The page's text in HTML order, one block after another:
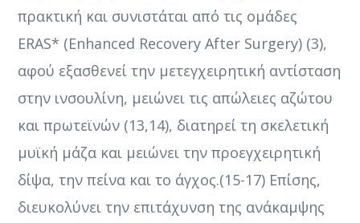
πρακτική και συνιστάται από τις ομάδες
ERAS* (Enhanced Recovery After Surgery) (3),
αφού εξασθενεί την μετεγχειρητική αντίσταση
στην ινσουλίνη, μειώνει τις απώλειες αζώτου
και πρωτεϊνών (13,14), διατηρεί τη σκελετική
μυϊκή μάζα και μειώνει την προεγχειρητική
δίψα, την πείνα και το άγχος.(15-17) Επίσης,
διευκολύνει την επιτάχυνση της ανάκαμψης